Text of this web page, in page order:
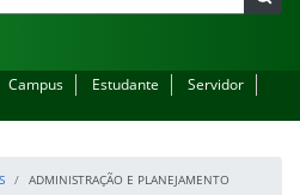
Campus Estudante
Servidor
ADMINISTRAÇÃO E PLANEJAMENTO